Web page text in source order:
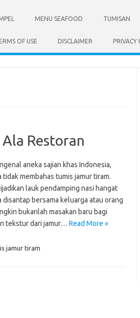
MENU SEAFOOD TUMISAN
OF USE DISCLAIMER PRIVACY
Restoran
aneka sajian khas Indonesia,
membahas tumis jamur tiram.
lauk pendamping nasi hangat
bersama keluarga atau orang
bukanlah masakan baru bagi
tekstur dari jamur… Read More »
jamur tiram